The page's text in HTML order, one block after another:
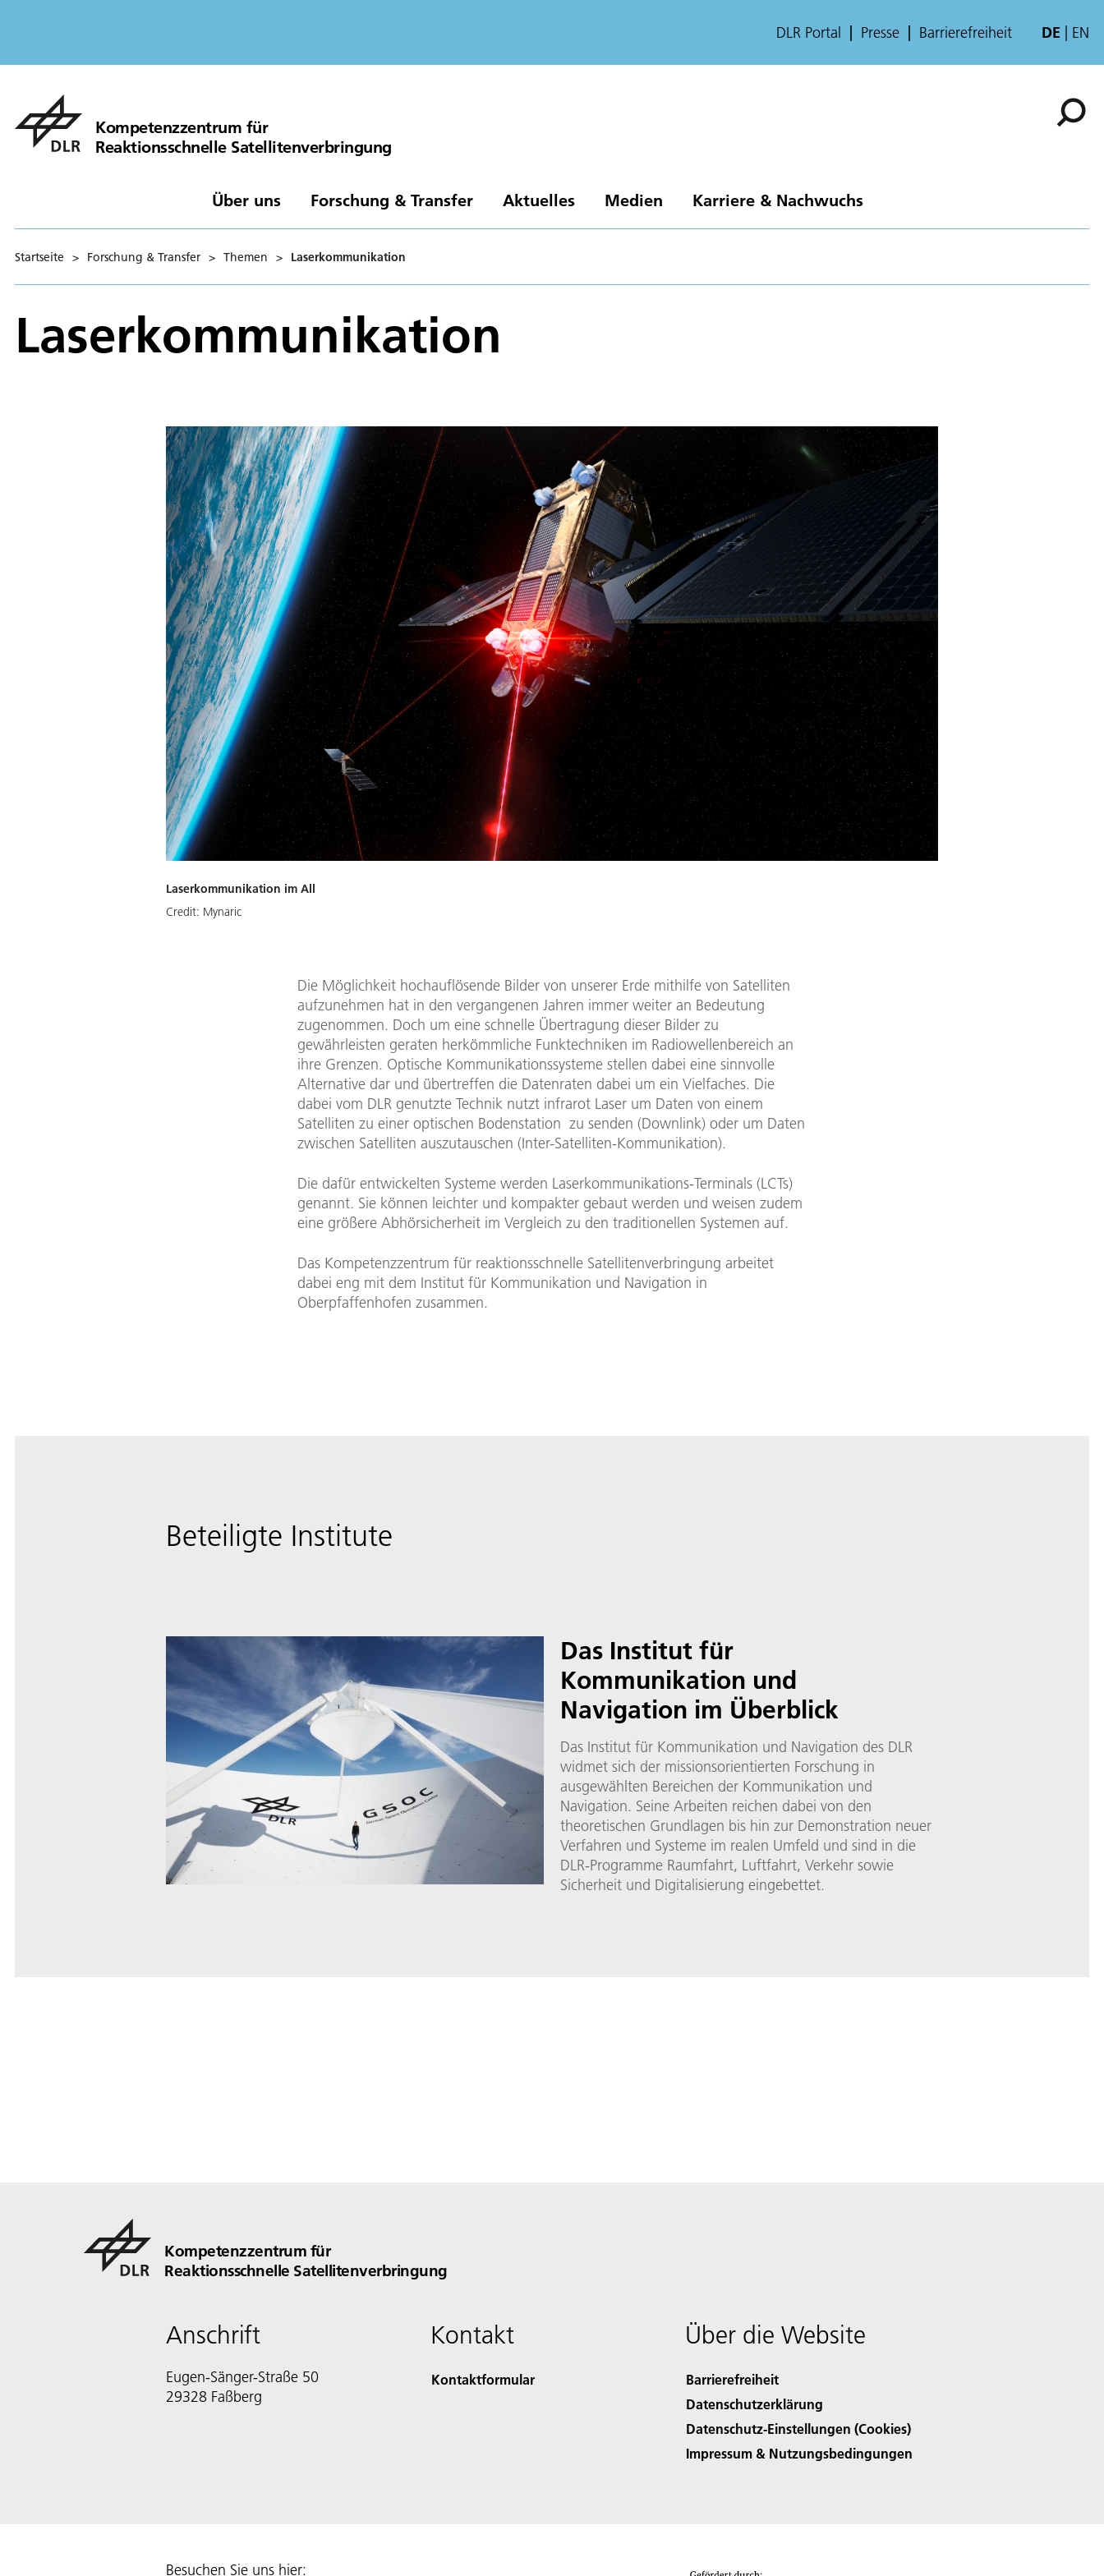
DLR Portal Presse Barrierefreiheit DE EN
Kompetenzzentrum für
Reaktionsschnelle Satellitenverbringung
Über uns Forschung & Transfer Aktuelles Medien Karriere & Nachwuchs
Startseite > Forschung & Transfer > Themen > Laserkommunikation
Laserkommunikation
Laserkommunikation im All
Credit: Mynaric
Die Möglichkeit hochauflösende Bilder von unserer Erde mithilfe von Satelliten
aufzunehmen hat in den vergangenen Jahren immer weiter an Bedeutung
zugenommen. Doch um eine schnelle Übertragung dieser Bilder zu
gewährleisten geraten herkömmliche Funktechniken im Radiowellenbereich an
ihre Grenzen. Optische Kommunikationssysteme stellen dabei eine sinnvolle
Alternative dar und übertreffen die Datenraten dabei um ein Vielfaches. Die
dabei vom DLR genutzte Technik nutzt infrarot Laser um Daten von einem
Satelliten zu einer optischen Bodenstation zu senden (Downlink) oder um Daten
zwischen Satelliten auszutauschen (Inter-Satelliten-Kommunikation).
Die dafür entwickelten Systeme werden Laserkommunikations-Terminals (LCTs)
genannt. Sie können leichter und kompakter gebaut werden und weisen zudem
eine größere Abhörsicherheit im Vergleich zu den traditionellen Systemen auf.
Das Kompetenzzentrum für reaktionsschnelle Satellitenverbringung arbeitet
dabei eng mit dem Institut für Kommunikation und Navigation in
Oberpfaffenhofen zusammen.
Beteiligte Institute
Das Institut für
Kommunikation und
Navigation im Überblick
Das Institut für Kommunikation und Navigation des DLR
widmet sich der missionsorientierten Forschung in
ausgewählten Bereichen der Kommunikation und
Navigation. Seine Arbeiten reichen dabei von den
theoretischen Grundlagen bis hin zur Demonstration neuer
Verfahren und Systeme im realen Umfeld und sind in die
DLR-Programme Raumfahrt, Luftfahrt, Verkehr sowie
Sicherheit und Digitalisierung eingebettet.
Kompetenzzentrum für
Reaktionsschnelle Satellitenverbringung
Anschrift
Eugen-Sänger-Straße 50
29328 Faßberg
Kontakt
Kontaktformular
Über die Website
Barrierefreiheit
Datenschutzerklärung
Datenschutz-Einstellungen (Cookies)
Impressum & Nutzungsbedingungen
Besuchen Sie uns hier: